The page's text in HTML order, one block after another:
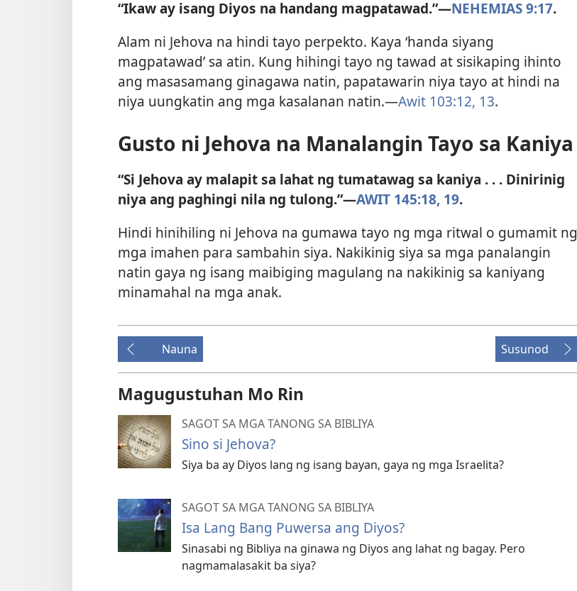
“Ikaw ay isang Diyos na handang magpatawad.”​—NEHEMIAS 9:17.
Alam ni Jehova na hindi tayo perpekto. Kaya ‘handa siyang
magpatawad’ sa atin. Kung hihingi tayo ng tawad at sisikaping ihinto
ang masasamang ginagawa natin, papatawarin niya tayo at hindi na
niya uungkatin ang mga kasalanan natin.​—Awit 103:12, 13.
Gusto ni Jehova na Manalangin Tayo sa Kaniya
“Si Jehova ay malapit sa lahat ng tumatawag sa kaniya . . . Dinirinig
niya ang paghingi nila ng tulong.”​—AWIT 145:18, 19.
Hindi hinihiling ni Jehova na gumawa tayo ng mga ritwal o gumamit ng
mga imahen para sambahin siya. Nakikinig siya sa mga panalangin
natin gaya ng isang maibiging magulang na nakikinig sa kaniyang
minamahal na mga anak.
Nauna Susunod
Magugustuhan Mo Rin
SAGOT SA MGA TANONG SA BIBLIYA
Sino si Jehova?
Siya ba ay Diyos lang ng isang bayan, gaya ng mga Israelita?
SAGOT SA MGA TANONG SA BIBLIYA
Isa Lang Bang Puwersa ang Diyos?
Sinasabi ng Bibliya na ginawa ng Diyos ang lahat ng bagay. Pero
nagmamalasakit ba siya?